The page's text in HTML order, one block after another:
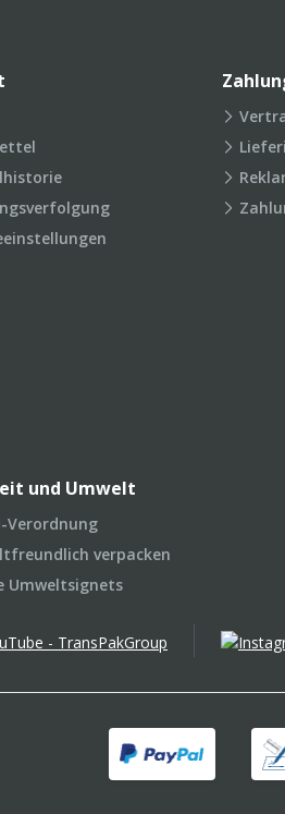
und Umwelt
Verordnung
verpacken
Umweltsignets